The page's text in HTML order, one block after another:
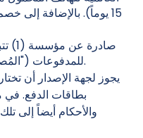
و(2) عضو في نظام Visa للمدفوعات ("المُصدر").
يجوز لجهة الإصدار أن
بطاقات الدفع. في
والأحكام أيضاً إلى